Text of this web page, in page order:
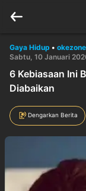
Gaya Hidup • okezone
Sabtu, 10 Januari
6 Kebiasaan Ini
Diabaikan
Dengarkan Berita